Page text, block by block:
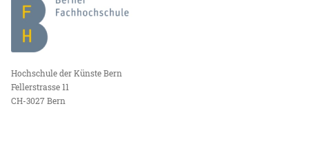
Hochschule der Künste Bern
Fellerstrasse 11
CH-3027 Bern